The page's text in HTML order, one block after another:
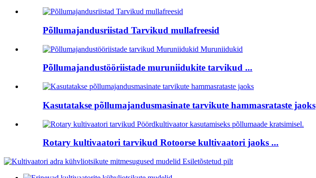
Põllumajandusriistad Tarvikud mullafreesid
Põllumajandustööriistade muruniidukite tarvikud ...
Kasutatakse põllumajandusmasinate tarvikute hammasrataste jaoks
Rotary kultivaatori tarvikud Rotoorse kultivaatori jaoks ...